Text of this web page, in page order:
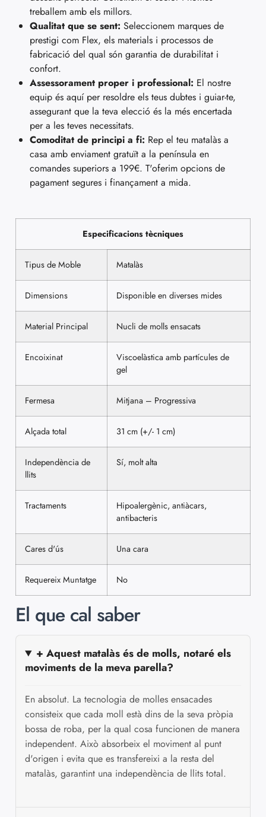
treballem amb els millors.
Qualitat que se sent: Seleccionem marques de
prestigi com Flex, els materials i processos de
fabricació del qual són garantia de durabilitat i
confort.
Assessorament proper i professional: El nostre
equip és aquí per resoldre els teus dubtes i guiar-te,
assegurant que la teva elecció és la més encertada
per a les teves necessitats.
Comoditat de principi a fi: Rep el teu matalàs a
casa amb enviament gratuït a la península en
comandes superiors a 199€. T'oferim opcions de
pagament segures i finançament a mida.
Especificacions tècniques
Tipus de Moble Matalàs
Dimensions Disponible en diverses mides
Material Principal Nucli de molls ensacats
Encoixinat
Viscoelàstica amb partícules de
gel
Fermesa Mitjana – Progressiva
Alçada total 31 cm (+/- 1 cm)
Independència de
llits
Sí, molt alta
Tractaments
Hipoalergènic, antiàcars,
antibacteris
Cares d'ús Una cara
Requereix Muntatge No
El que cal saber
+ Aquest matalàs és de molls, notaré els
moviments de la meva parella?
En absolut. La tecnologia de molles ensacades
consisteix que cada moll està dins de la seva pròpia
bossa de roba, per la qual cosa funcionen de manera
independent. Això absorbeix el moviment al punt
d'origen i evita que es transfereixi a la resta del
matalàs, garantint una independència de llits total.